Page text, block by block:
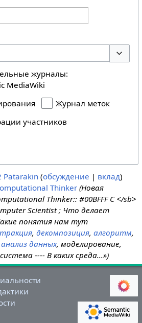
журналы:
MediaWiki
Журнал меток
участников
Patarakin обсуждение
вклад
Thinker (Новая
Thinker:: #00BFFF C </sb>
Scientist ; Что делает
понятия нам тут
,декомпозиция,алгоритм,
анализ данных, моделирование,
---- В каких среда...»)